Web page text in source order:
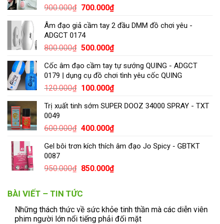
900.000₫ 700.000₫
Âm đạo giả cầm tay 2 đầu DMM đồ chơi yêu -
ADGCT 0174
800.000₫ 500.000₫
Cốc âm đạo cầm tay tự sướng QUING - ADGCT
0179 | dụng cụ đồ chơi tình yêu cốc QUING
120.000₫ 100.000₫
Trị xuất tinh sớm SUPER DOOZ 34000 SPRAY - TXT
0049
600.000₫ 400.000₫
Gel bôi trơn kích thích âm đạo Jo Spicy - GBTKT
0087
950.000₫ 850.000₫
BÀI VIẾT – TIN TỨC
Những thách thức về sức khỏe tinh thần mà các diễn viên
phim người lớn nổi tiếng phải đối mặt